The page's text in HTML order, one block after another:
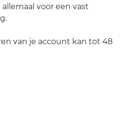
voor een vast
van je account kan tot 48